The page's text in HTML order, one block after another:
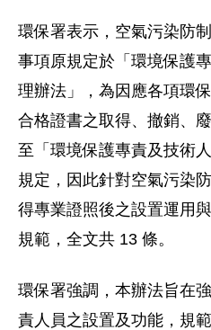
環保署表示，空氣污染防
事項原規定於「環境保護
理辦法」，為因應各項環
合格證書之取得、撤銷、
至「環境保護專責及技術
規定，因此針對空氣污染
得專業證照後之設置運用
規範，全文共 13 條。
環保署強調，本辦法旨在
責人員之設置及功能，規